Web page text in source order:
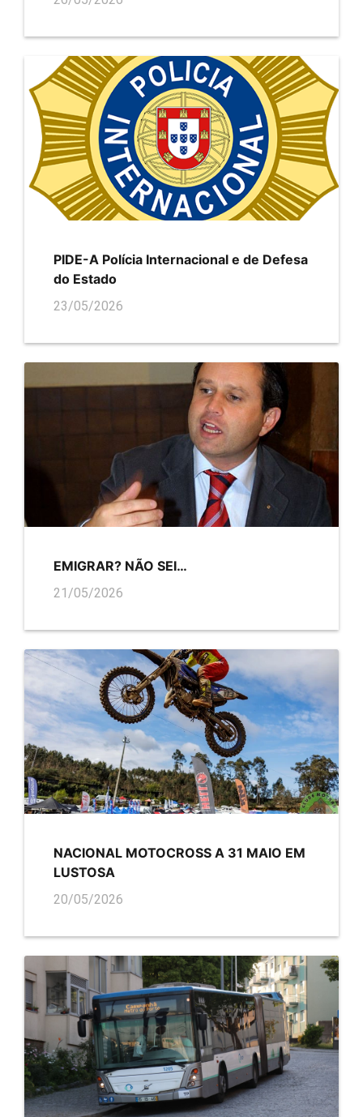
PIDE-A Polícia Internacional e de Defesa
do Estado
23/05/2026
EMIGRAR? NÃO SEI…
21/05/2026
NACIONAL MOTOCROSS A 31 MAIO EM
LUSTOSA
20/05/2026